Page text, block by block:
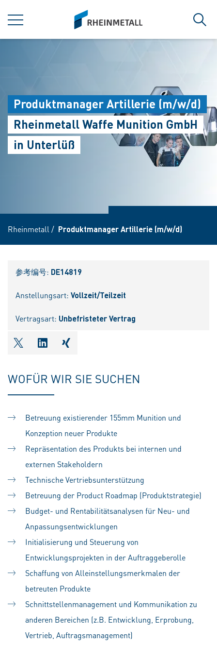
菜单
siteLogo
搜索
Produktmanager Artillerie (m/w/d)
Rheinmetall Waffe Munition GmbH
in Unterlüß
Rheinmetall / Produktmanager Artillerie (m/w/d)
参考编号: DE14819
Anstellungsart: Vollzeit/Teilzeit
Vertragsart: Unbefristeter Vertrag
shareOntwitter
shareOnlinkedIn
shareOnxing
WOFÜR WIR SIE SUCHEN
Betreuung existierender 155mm Munition und
Konzeption neuer Produkte
Repräsentation des Produkts bei internen und
externen Stakeholdern
Technische Vertriebsunterstützung
Betreuung der Product Roadmap (Produktstrategie)
Budget- und Rentabilitätsanalysen für Neu- und
Anpassungsentwicklungen
Initialisierung und Steuerung von
Entwicklungsprojekten in der Auftraggeberolle
Schaffung von Alleinstellungsmerkmalen der
betreuten Produkte
Schnittstellenmanagement und Kommunikation zu
anderen Bereichen (z.B. Entwicklung, Erprobung,
Vertrieb, Auftragsmanagement)